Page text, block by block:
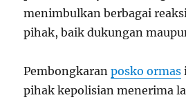
menimbulkan berbagai
pihak, baik dukungan
Pembongkaranposko ormas
pihak kepolisian menerima